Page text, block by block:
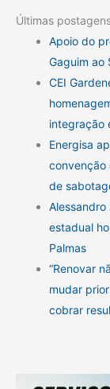
Últimas
Apoio do
Gaguim ao
CEI
integração
Energisa
convenção
de
estadual
Palmas
“Renovar
mudar
cobrar